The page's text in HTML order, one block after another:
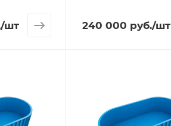
/шт 240 000 руб./шт